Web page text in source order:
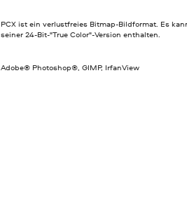
PCX ist ein verlustfreies Bitmap-Bildformat. Es
seiner 24-Bit-"True Color"-Version enthalten.
Adobe® Photoshop®, GIMP, IrfanView